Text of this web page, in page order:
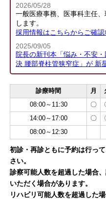
2026/05/28
一般医療事務、医事科主任
します。
採用情報はこちらからご確認
2025/09/05
院長の新刊本「悩み・不安
決 腰部脊柱管狭窄症」が 新
診療時間 月
08:00～11:30
〇
14:00～17:00 〇
08:00～12:30
初診・再診ともに予約は行っ
さい。
診察可能人数を超過した場合
いただく場合があります。
リハビリ可能人数を超過した